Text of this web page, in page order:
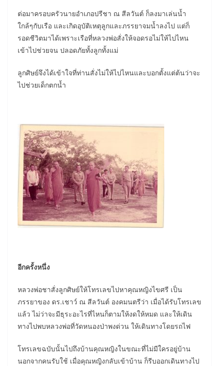
ต่อมาครอบครัวนายอำเภอปรีชา ณ สีลวันต์ ก็ลงมาเล่นน้ำ
ใกล้ๆกับเรือ และเกิดอุบัติเหตุลูกและภรรยาจมน้ำลงไป แต่ก็
รอดชีวิตมาได้เพราะเรือที่หลวงพ่อสั่งให้จอดรอไม่ให้ไปไหน
เข้าไปช่วยจน ปลอดภัยทั้งลูกทั้งแม่
ลูกศิษย์จึงได้เข้าใจที่ท่านสั่งไม่ให้ไปไหนและบอกตั้งแต่ต้นว่าจะ
ไปช่วยเด็กตกน้ำ
อีกครั้งหนึ่ง
หลวงพ่อชาสั่งลูกศิษย์ให้โทรเลขไปหาคุณหญิงไขศรี เป็น
ภรรยาของ ดร.เชาว์ ณ สีลวันต์ องคมนตรีว่า เมื่อได้รับโทรเลข
แล้ว ไม่ว่าจะมีธุระอะไรที่ไหนก็ตามให้งดให้หมด และให้เดิน
ทางไปพบหลวงพ่อที่วัดหนองป่าพงด่วน ให้เดินทางโดยรถไฟ
โทรเลขฉบับนั้นไปถึงบ้านคุณหญิงในขณะที่ไม่มีใครอยู่บ้าน
นอกจากคนรับใช้ เมื่อคุณหญิงกลับเข้าบ้าน ก็รีบออกเดินทางไป